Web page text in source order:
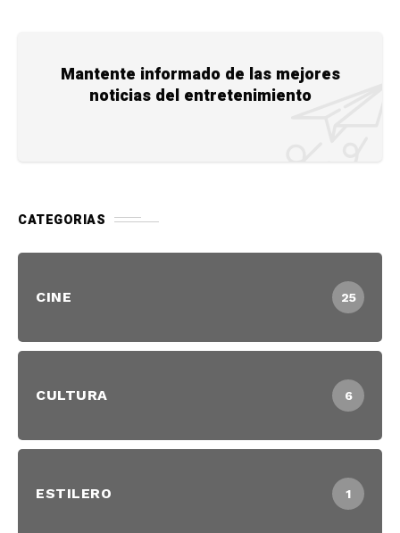
Mantente informado de las mejores
noticias del entretenimiento
CATEGORIAS
CINE 25
CULTURA 6
ESTILERO 1